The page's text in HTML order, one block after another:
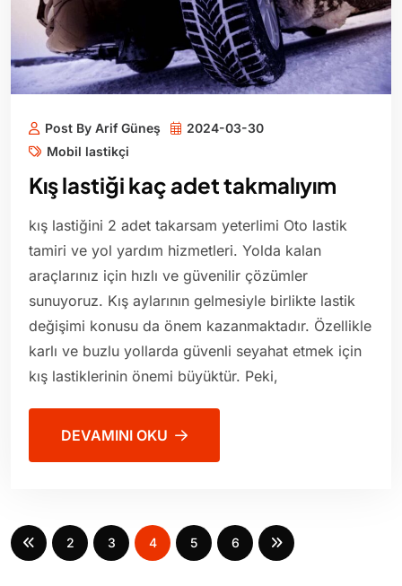
Post By Arif Güneş
2024-03-30
Mobil lastikçi
Kış lastiği kaç adet takmalıyım
kış lastiğini 2 adet takarsam yeterlimi Oto lastik
tamiri ve yol yardım hizmetleri. Yolda kalan
araçlarınız için hızlı ve güvenilir çözümler
sunuyoruz. Kış aylarının gelmesiyle birlikte lastik
değişimi konusu da önem kazanmaktadır. Özellikle
karlı ve buzlu yollarda güvenli seyahat etmek için
kış lastiklerinin önemi büyüktür. Peki,
DEVAMINI OKU
2 3 4 5 6